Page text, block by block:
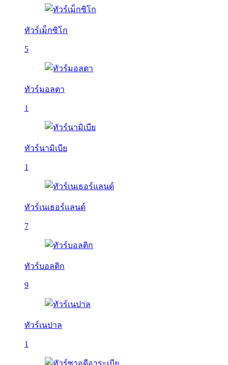
ทัวร์เม็กซิโก
5
ทัวร์มอลตา
1
ทัวร์นามิเบีย
1
ทัวร์เนเธอร์แลนด์
7
ทัวร์บอลติก
9
ทัวร์เนปาล
1